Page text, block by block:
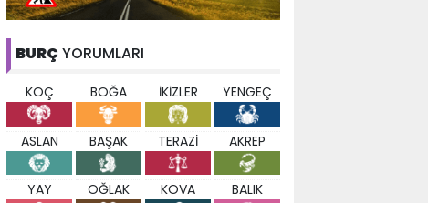
BURÇ YORUMLARI
KOÇ BOĞA İKİZLER YENGEÇ
ASLAN BAŞAK TERAZİ AKREP
YAY OĞLAK KOVA BALIK